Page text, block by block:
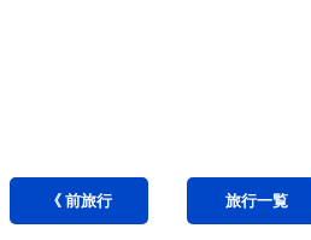
《 前旅行 旅行一覧